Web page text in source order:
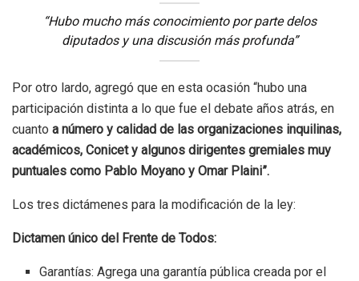
“Hubo mucho más conocimiento por parte delos
diputados y una discusión más profunda”
Por otro lardo, agregó que en esta ocasión “hubo una
participación distinta a lo que fue el debate años atrás, en
cuanto a número y calidad de las organizaciones inquilinas,
académicos, Conicet y algunos dirigentes gremiales muy
puntuales como Pablo Moyano y Omar Plaini”.
Los tres dictámenes para la modificación de la ley:
Dictamen único del Frente de Todos:
Garantías: Agrega una garantía pública creada por el